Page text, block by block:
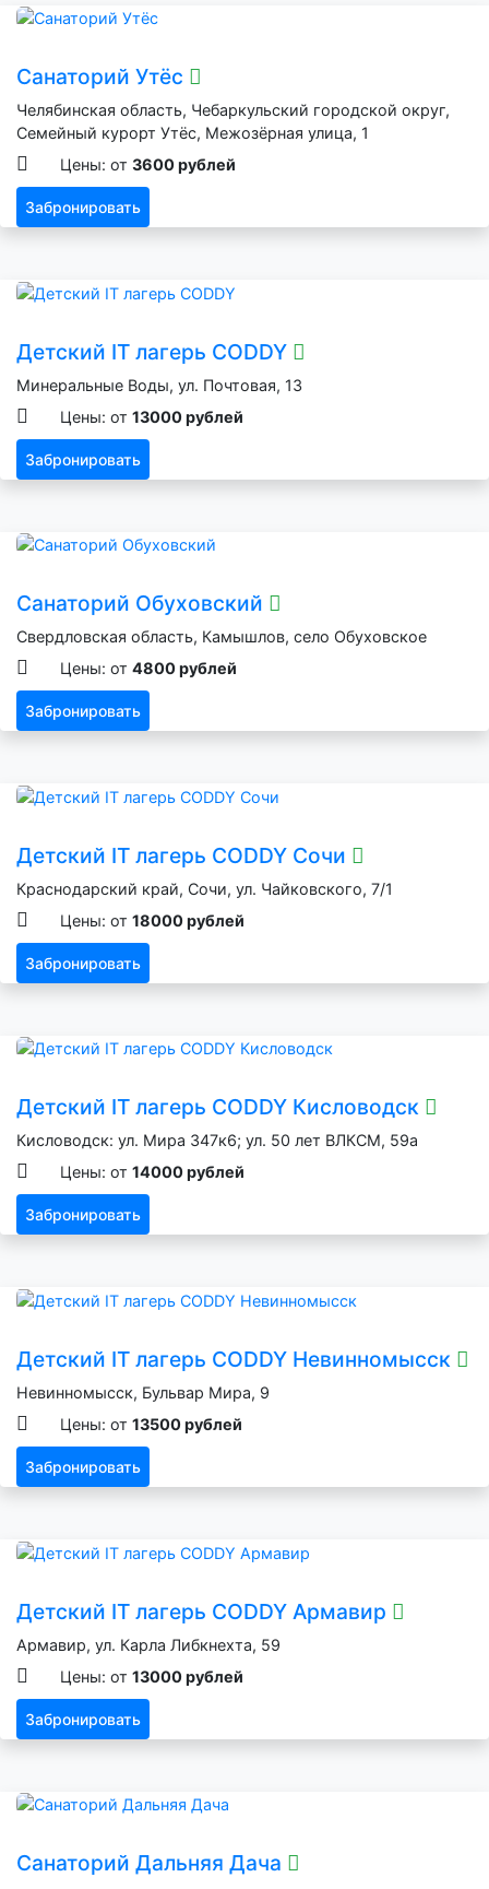
Санаторий Утёс
Челябинская область, Чебаркульский городской округ,
Семейный курорт Утёс, Межозёрная улица, 1
Цены: от 3600 рублей
Забронировать
Детский IT лагерь CODDY
Минеральные Воды, ул. Почтовая, 13
Цены: от 13000 рублей
Забронировать
Санаторий Обуховский
Свердловская область, Камышлов, село Обуховское
Цены: от 4800 рублей
Забронировать
Детский IT лагерь CODDY Сочи
Краснодарский край, Сочи, ул. Чайковского, 7/1
Цены: от 18000 рублей
Забронировать
Детский IT лагерь CODDY Кисловодск
Кисловодск: ул. Мира 347к6; ул. 50 лет ВЛКСМ, 59а
Цены: от 14000 рублей
Забронировать
Детский IT лагерь CODDY Невинномысск
Невинномысск, Бульвар Мира, 9
Цены: от 13500 рублей
Забронировать
Детский IT лагерь CODDY Армавир
Армавир, ул. Карла Либкнехта, 59
Цены: от 13000 рублей
Забронировать
Санаторий Дальняя Дача